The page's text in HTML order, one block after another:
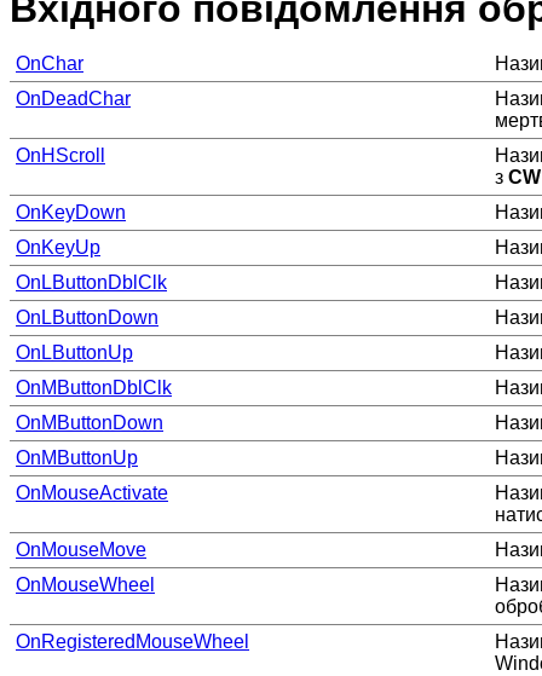
Вхідного повідомлення
OnChar
OnDeadChar
OnHScroll
з
OnKeyDown
OnKeyUp
OnLButtonDblClk
OnLButtonDown
OnLButtonUp
OnMButtonDblClk
OnMButtonDown
OnMButtonUp
OnMouseActivate
OnMouseMove
OnMouseWheel
OnRegisteredMouseWheel